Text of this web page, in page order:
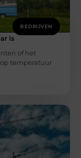
BEDRIJVEN
is
of het
temperatuur